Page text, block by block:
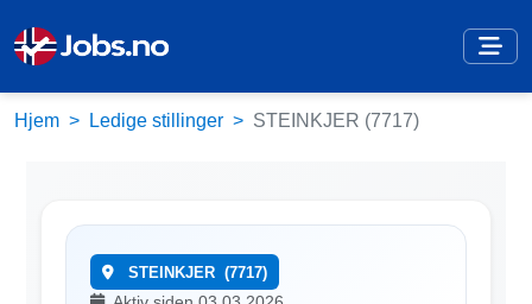
Hjem Ledige stillinger STEINKJER (7717)
STEINKJER (7717)